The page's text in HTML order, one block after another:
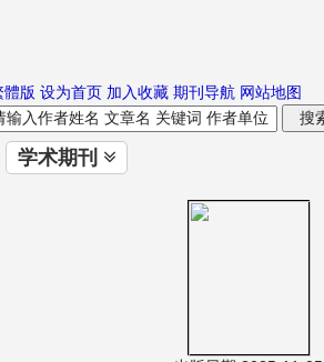
體版 设为首页 加入收藏 期刊导航 网站地图
学术期刊